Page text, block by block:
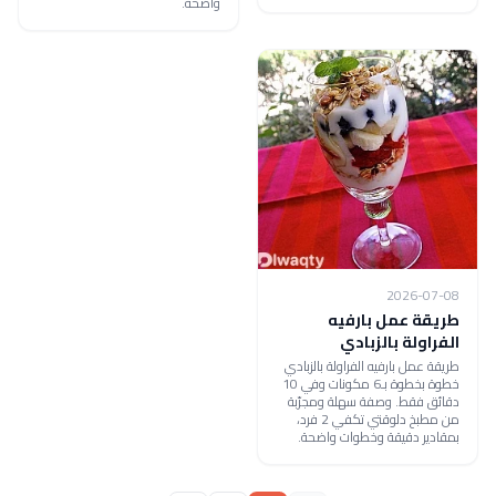
2026-07-08
طريقة عمل بارفيه
الفراولة بالزبادي
طريقة عمل بارفيه الفراولة بالزبادي
خطوة بخطوة بـ6 مكونات وفي 10
دقائق فقط. وصفة سهلة ومجرّبة
من مطبخ دلوقتي تكفي 2 فرد،
بمقادير دقيقة وخطوات واضحة.